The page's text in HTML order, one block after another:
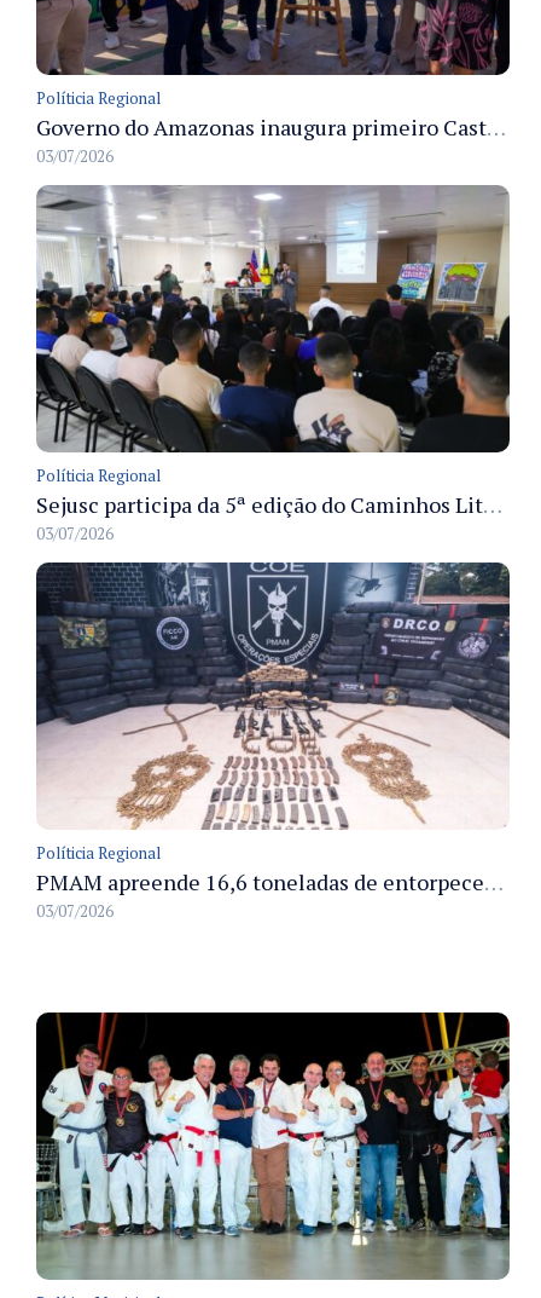
Políticia Regional
Governo do Amazonas inaugura primeiro Castramóvel Fluvial para atendimento veterinário às comunidades ribeirinhas e castração gratuita
03/07/2026
Políticia Regional
Sejusc participa da 5ª edição do Caminhos Literários com foco na cultura hip-hop nas unidades socioeducativas
03/07/2026
Políticia Regional
PMAM apreende 16,6 toneladas de entorpecentes e registra aumento nas prisões em flagrante e nas capturas de foragidos no primeiro semestre de 2026
03/07/2026